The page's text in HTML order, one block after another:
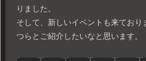
りました。
そして、新しいイベントも来ており
つらとご紹介したいなと思います。